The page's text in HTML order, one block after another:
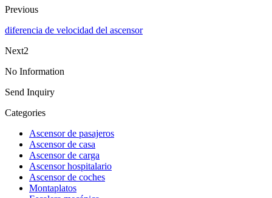
Previous
diferencia de velocidad del ascensor
Next2
No Information
Send Inquiry
Categories
Ascensor de pasajeros
Ascensor de casa
Ascensor de carga
Ascensor hospitalario
Ascensor de coches
Montaplatos